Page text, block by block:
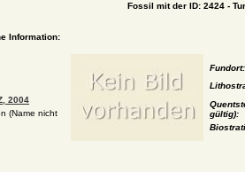
Fossil mit der ID: 2424 -
Information:
2004
(Name nicht
Fundort:
gültig):